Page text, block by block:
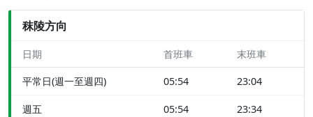
秣陵方向
日期 首班車 末班車
平常日(週一至週四) 05:54 23:04
週五 05:54 23:34